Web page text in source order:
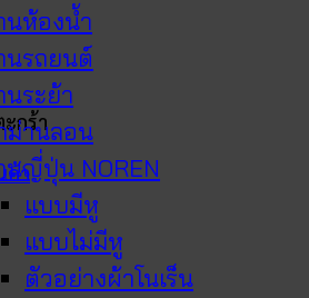
กร้า
ค้า
นห้องน้ำ
นรถยนต์
นระย้า
ม่านลอน
นญี่ปุ่น NOREN
แบบมีหู
แบบไม่มีหู
ตัวอย่างผ้าโนเร็น